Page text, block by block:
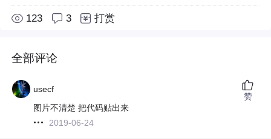
123 3 打赏
全部评论
usecf
图片不清楚 把代码贴出来
2019-06-24
赞